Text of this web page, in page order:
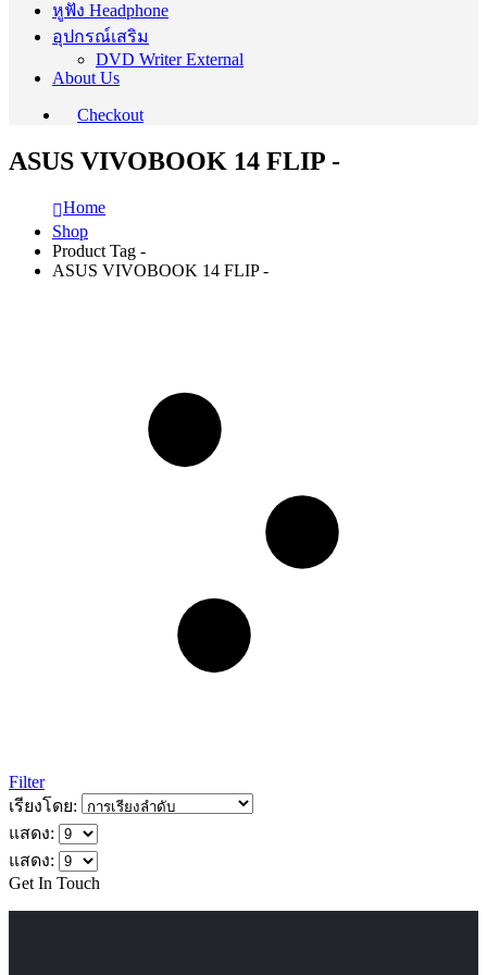
หูฟัง Headphone
อุปกรณ์เสริม
DVD Writer External
About Us
Checkout
ASUS VIVOBOOK 14 FLIP -
Home
Shop
Product Tag -
ASUS VIVOBOOK 14 FLIP -
Filter
เรียงโดย:
แสดง:
แสดง:
Get In Touch